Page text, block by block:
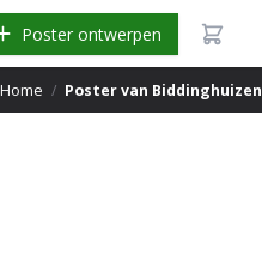
Poster ontwerpen
Home / Poster van Biddinghuizen